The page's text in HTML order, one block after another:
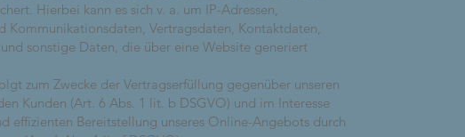
Hierbei kann es sich v. a. um IP-Adressen,
Kommunikationsdaten, Vertragsdaten, Kontaktdaten,
sonstige Daten, die über eine Website generiert
zum Zwecke der Vertragserfüllung gegenüber unseren
Kunden (Art. 6 Abs. 1 lit. b DSGVO) und im Interesse
effizienten Bereitstellung unseres Online-Angebots durch